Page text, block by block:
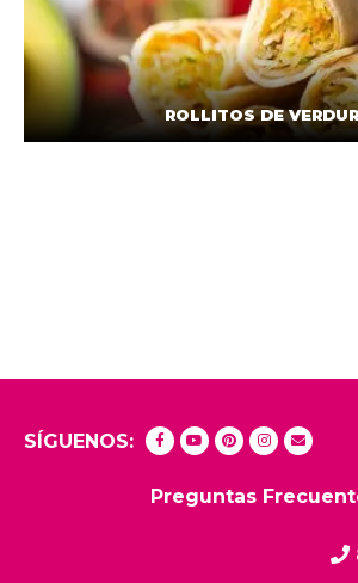
ROLLITOS DE
SÍGUENOS:
Preguntas